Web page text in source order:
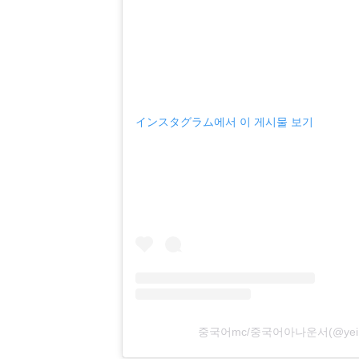
インスタグラム에서 이 게시물 보기
중국어mc/중국어아나운서